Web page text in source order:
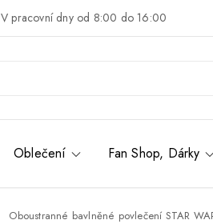
V pracovní dny od 8:00 do 16:00
Oblečení Fan Shop, Dárky
Oboustranné bavlněné povlečení STAR